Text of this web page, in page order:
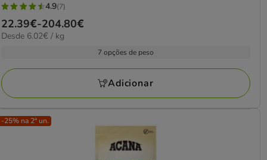
4.9
estrelas
com
avaliações
4.9(7)
Preço
de
204.80€
22.39€-204.80€
6.02€
Desde 6.02€ / kg
7 opções de peso
Adicionar
-25% na 2ª un.